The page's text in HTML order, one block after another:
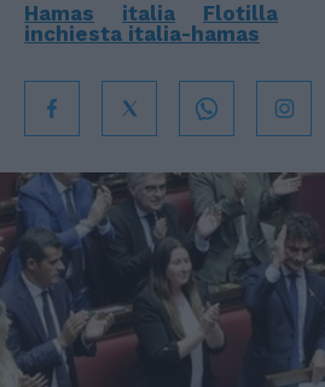
Hamas italia
Flotilla
inchiesta italia-hamas